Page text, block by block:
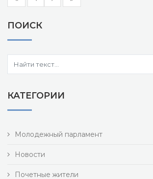
ПОИСК
КАТЕГОРИИ
Молодежный парламент
Новости
Почетные жители